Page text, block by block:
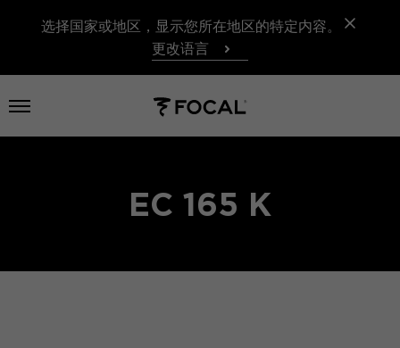
选择国家或地区，显示您所在地区的特定内容。
更改语言
打开菜单
EC 165 K